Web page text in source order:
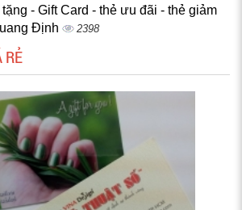
- Gift Card - thẻ ưu đãi - thẻ giảm
Định
2398
RẺ